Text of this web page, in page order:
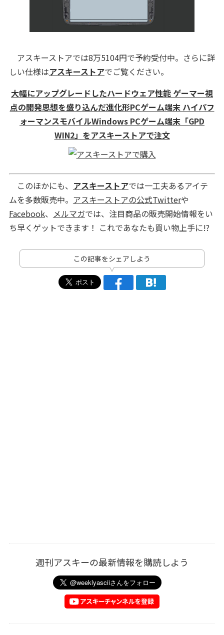
アスキーストアでは8万5104円で予約受付中。さらに詳
しい仕様はアスキーストアでご覧ください。
大幅にアップグレードしたハードウェア性能 ゲーマー視
点の開発思想を盛り込んだ進化形PCゲーム端末 ハイパフ
ォーマンスモバイルWindows PCゲーム端末「GPD
WIN2」をアスキーストアで注文
このほかにも、 アスキーストアでは一工夫あるアイテ
ムを多数販売中。 アスキーストアの公式Twitterや
Facebook、 メルマガでは、注目商品の販売開始情報をい
ち早くゲットできます！ これであなたも買い物上手に!?
この記事をシェアしよう
週刊アスキーの最新情報を購読しよう